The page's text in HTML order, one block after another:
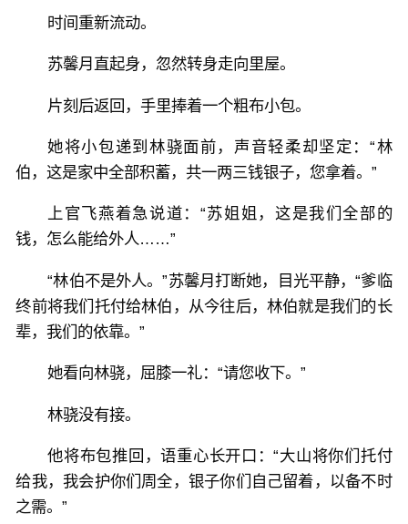
时间重新流动。
苏馨月直起身，忽然转身走向里屋。
片刻后返回，手里捧着一个粗布小包。
她将小包递到林骁面前，声音轻柔却坚定：“林
伯，这是家中全部积蓄，共一两三钱银子，您拿着。”
上官飞燕着急说道：“苏姐姐，这是我们全部的
钱，怎么能给外人……”
“林伯不是外人。”苏馨月打断她，目光平静，“爹临
终前将我们托付给林伯，从今往后，林伯就是我们的长
辈，我们的依靠。”
她看向林骁，屈膝一礼：“请您收下。”
林骁没有接。
他将布包推回，语重心长开口：“大山将你们托付
给我，我会护你们周全，银子你们自己留着，以备不时
之需。”